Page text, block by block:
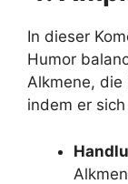
In dieser
Humor
Alkmene, die
indem er